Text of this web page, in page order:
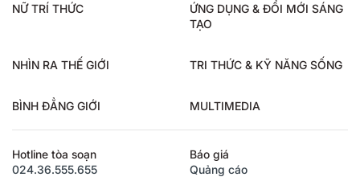
NỮ TRÍ THỨC
ỨNG DỤNG & ĐỔI MỚI SÁNG
TẠO
NHÌN RA THẾ GIỚI TRI THỨC & KỸ NĂNG SỐNG
BÌNH ĐẲNG GIỚI MULTIMEDIA
Hotline tòa soạn
024.36.555.655
Báo giá
Quảng cáo